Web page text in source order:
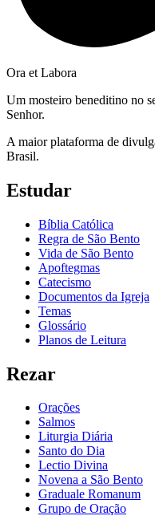
Ora et Labora
Um mosteiro beneditino no
Senhor.
A maior plataforma de
Brasil.
Estudar
Bíblia Católica
Regra de São Bento
Vida de São Bento
Apoftegmas
Catecismo
Documentos da Igreja
Temas
Glossário
Planos de Leitura
Rezar
Orações
Salmos
Liturgia Diária
Santo do Dia
Lectio Divina
Novena a São Bento
Graduale Romanum
Grupo de Oração